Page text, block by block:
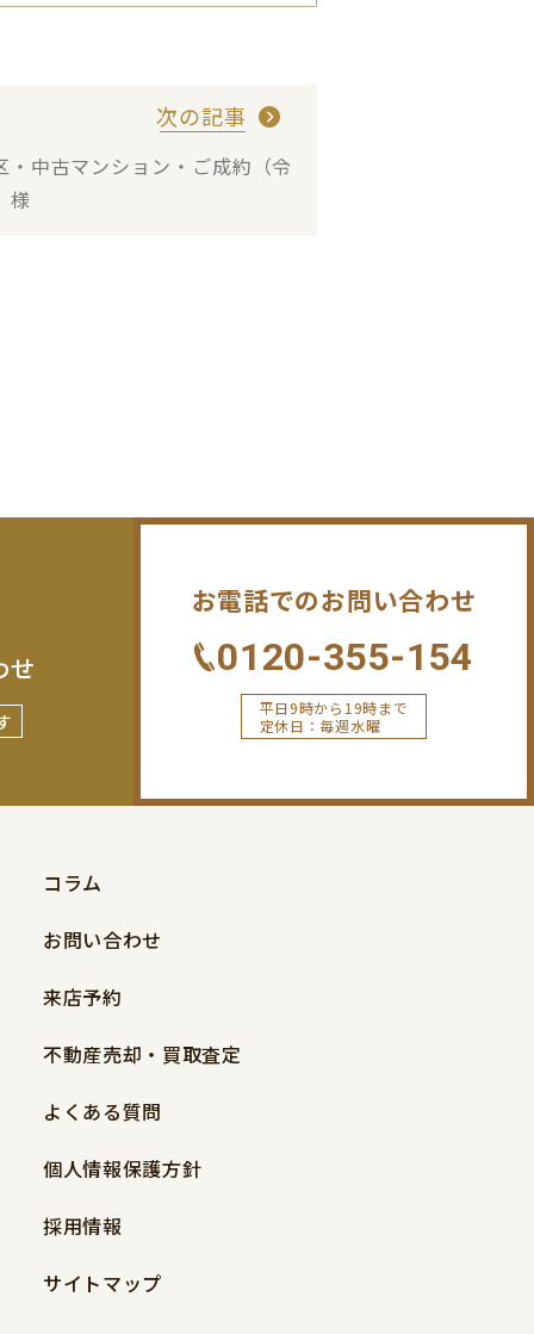
次の記事
中古マンション・ご成約（令
様
せ
お電話でのお問い合わせ
0120-355-154
平日9時から19時まで
定休日：毎週水曜
コラム
お問い合わせ
来店予約
不動産売却・買取査定
よくある質問
個人情報保護方針
採用情報
サイトマップ